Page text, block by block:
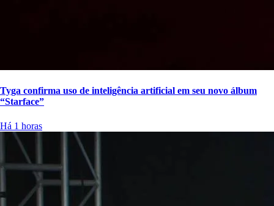
Tyga confirma uso de inteligência artificial em seu novo álbum
“Starface”
Há 1 horas